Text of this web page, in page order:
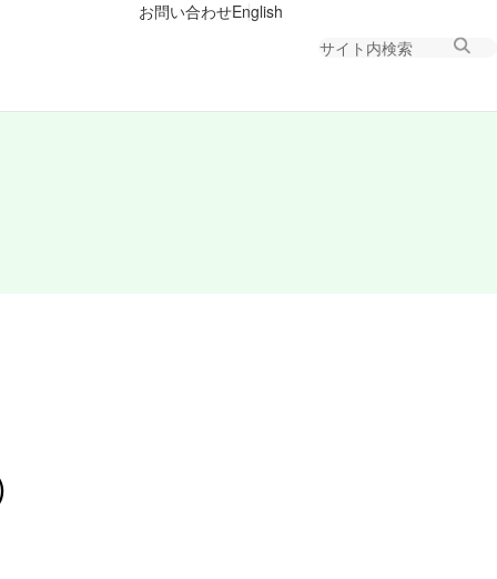
お問い合わせEnglish